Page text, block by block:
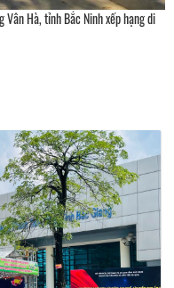
Hà, tỉnh Bắc Ninh xếp hạng di